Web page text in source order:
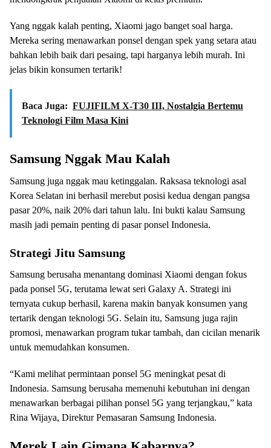
Yang nggak kalah penting, Xiaomi jago banget soal harga.
Mereka sering menawarkan ponsel dengan spek yang setara atau
bahkan lebih baik dari pesaing, tapi harganya lebih murah. Ini
jelas bikin konsumen tertarik!
Baca Juga: FUJIFILM X-T30 III, Nostalgia Bertemu
Teknologi Film Masa Kini
Samsung Nggak Mau Kalah
Samsung juga nggak mau ketinggalan. Raksasa teknologi asal
Korea Selatan ini berhasil merebut posisi kedua dengan pangsa
pasar 20%, naik 20% dari tahun lalu. Ini bukti kalau Samsung
masih jadi pemain penting di pasar ponsel Indonesia.
Strategi Jitu Samsung
Samsung berusaha menantang dominasi Xiaomi dengan fokus
pada ponsel 5G, terutama lewat seri Galaxy A. Strategi ini
ternyata cukup berhasil, karena makin banyak konsumen yang
tertarik dengan teknologi 5G. Selain itu, Samsung juga rajin
promosi, menawarkan program tukar tambah, dan cicilan menarik
untuk memudahkan konsumen.
“Kami melihat permintaan ponsel 5G meningkat pesat di
Indonesia. Samsung berusaha memenuhi kebutuhan ini dengan
menawarkan berbagai pilihan ponsel 5G yang terjangkau,” kata
Rina Wijaya, Direktur Pemasaran Samsung Indonesia.